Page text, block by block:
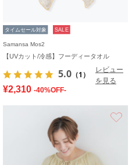
タイムセール対象 SALE
Samansa Mos2
【UVカット/冷感】フーディータオル
5.0 （1）
レビュー
を見る
¥2,310 -40%OFF-